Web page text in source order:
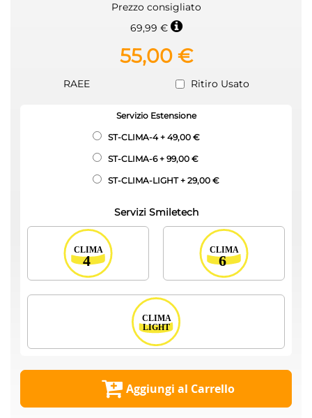
Prezzo consigliato
69,99 €
55,00 €
RAEE Ritiro Usato
Servizio Estensione
ST-CLIMA-4+ 49,00 €
ST-CLIMA-6+ 99,00 €
ST-CLIMA-LIGHT+ 29,00 €
Servizi Smiletech
Aggiungi al Carrello